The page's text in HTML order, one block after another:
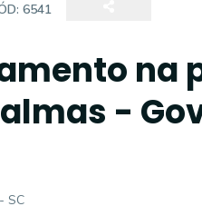
6541
na
-
SC